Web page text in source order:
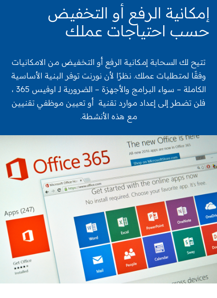
إمكانية الرفع أو التخفيض
حسب احتياجات عملك
تتيح لك السحابة إمكانية الرفع أو التخفيض من الامكانيات
وفقًا لمتطلبات عملك. نظرًا لأن نورنت توفر البنية الأساسية
الكاملة – سواء البرامج والأجهزة – الضرورية لـ اوفيس 365 ،
فلن تضطر إلى إعداد موارد تقنية أو تعيين موظفي تقنيين
مع هذه الأنشطة.